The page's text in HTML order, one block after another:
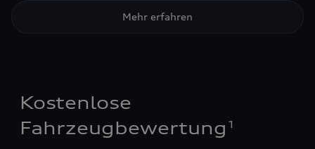
Mehr erfahren
Kostenlose
Fahrzeugbewertung 1